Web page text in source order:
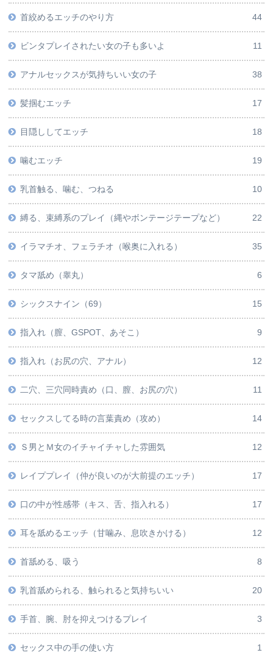
首絞めるエッチのやり方 44
ビンタプレイされたい女の子も多いよ 11
アナルセックスが気持ちいい女の子 38
髪掴むエッチ 17
目隠ししてエッチ 18
噛むエッチ 19
乳首触る、噛む、つねる 10
縛る、束縛系のプレイ（縄やボンテージテープなど） 22
イラマチオ、フェラチオ（喉奥に入れる） 35
タマ舐め（睾丸） 6
シックスナイン（69） 15
指入れ（膣、GSPOT、あそこ） 9
指入れ（お尻の穴、アナル） 12
二穴、三穴同時責め（口、膣、お尻の穴） 11
セックスしてる時の言葉責め（攻め） 14
Ｓ男とＭ女のイチャイチャした雰囲気 12
レイププレイ（仲が良いのが大前提のエッチ） 17
口の中が性感帯（キス、舌、指入れる） 17
耳を舐めるエッチ（甘噛み、息吹きかける） 12
首舐める、吸う 8
乳首舐められる、触られると気持ちいい 20
手首、腕、肘を抑えつけるプレイ 3
セックス中の手の使い方 1